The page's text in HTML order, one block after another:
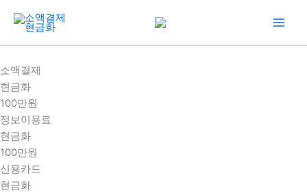
건
너
뛰
기
소액결제
현금화
100만원
정보이용료
현금화
100만원
신용카드
현금화